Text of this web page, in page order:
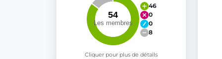
46
0
0
8
Cliquer pour plus de détails